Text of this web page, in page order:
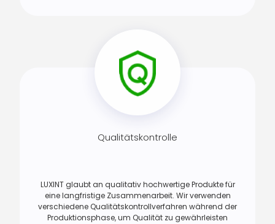
Qualitätskontrolle
LUXINT glaubt an qualitativ hochwertige Produkte für
eine langfristige Zusammenarbeit. Wir verwenden
verschiedene Qualitätskontrollverfahren während der
Produktionsphase, um Qualität zu gewährleisten